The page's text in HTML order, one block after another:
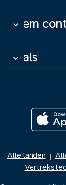
Neem
keyboard_arrow_down
Deals
keyboard_arrow_down
Alle landen |
|